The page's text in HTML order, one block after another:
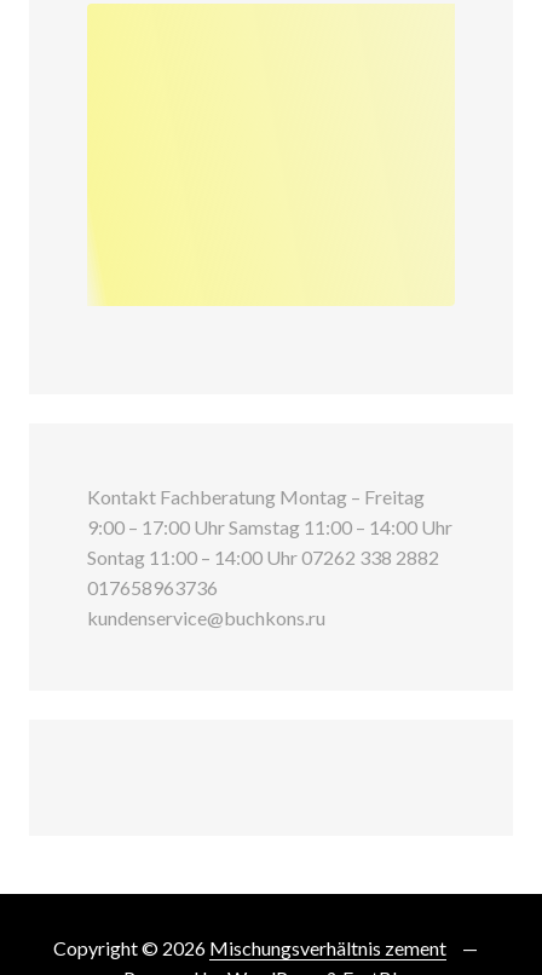
Kontakt Fachberatung Montag – Freitag
9:00 – 17:00 Uhr Samstag 11:00 – 14:00 Uhr
Sontag 11:00 – 14:00 Uhr 07262 338 2882
017658963736
kundenservice@buchkons.ru
Copyright © 2026 Mischungsverhältnis zement